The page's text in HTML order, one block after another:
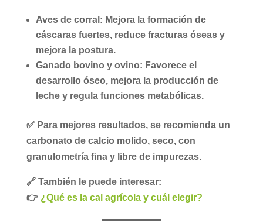
Aves de corral: Mejora la formación de
cáscaras fuertes, reduce fracturas óseas y
mejora la postura.
Ganado bovino y ovino: Favorece el
desarrollo óseo, mejora la producción de
lechey regula funciones metabólicas.
✅ Para mejores resultados, se recomienda un
carbonato de calcio molido, seco, con
granulometría fina y libre de impurezas.
🔗 También le puede interesar:
👉 ¿Qué es la cal agrícola y cuál elegir?